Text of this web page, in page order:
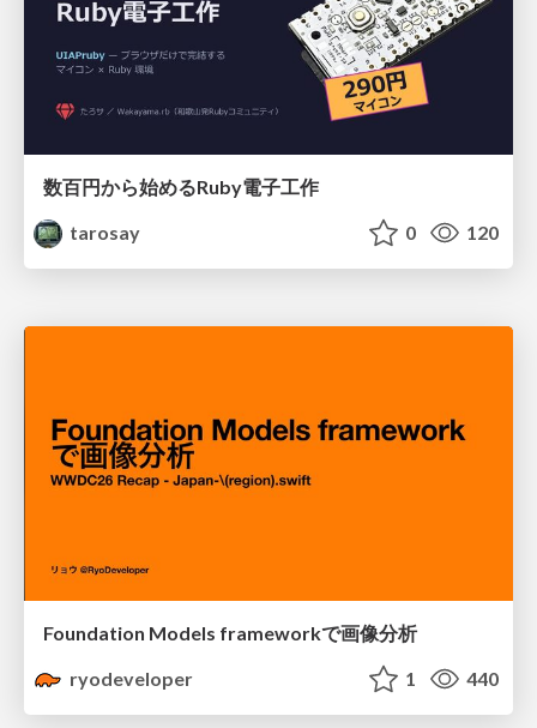
数百円から始めるRuby電子工作
tarosay
0 120
Foundation Models frameworkで画像分析
ryodeveloper
1 440